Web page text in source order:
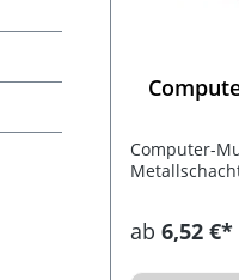
Computer-
ab 6,52 €*